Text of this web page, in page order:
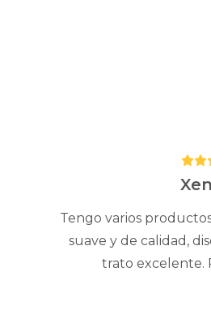
5
Tengo varios
suave y de calidad,
trato excelente.